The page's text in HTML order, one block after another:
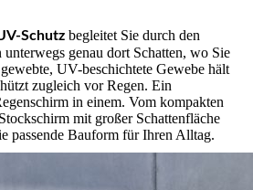
Schutz begleitet Sie durch den
genau dort Schatten, wo Sie
UV-beschichtete Gewebe hält
zugleich vor Regen. Ein
in einem. Vom kompakten
mit großer Schattenfläche
passende Bauform für Ihren Alltag.